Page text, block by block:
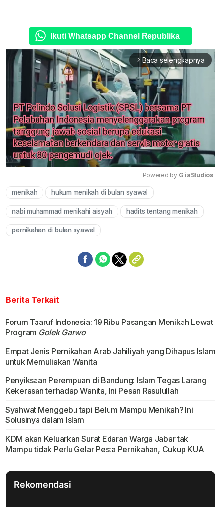
Ikuti Whatsapp Channel Republika
arrow_forward_ios Baca selengkapnya
Powered by GliaStudios
menikah hukum menikah di bulan syawal
nabi muhammad menikahi aisyah hadits tentang menikah
pernikahan di bulan syawal
Berita Terkait
Forum Taaruf Indonesia: 19 Ribu Pasangan Menikah Lewat
Program Golek Garwo
Empat Jenis Pernikahan Arab Jahiliyah yang Dihapus Islam
untuk Memuliakan Wanita
Penyiksaan Perempuan di Bandung: Islam Tegas Larang
Kekerasan terhadap Wanita, Ini Pesan Rasulullah
Syahwat Menggebu tapi Belum Mampu Menikah? Ini
Solusinya dalam Islam
KDM akan Keluarkan Surat Edaran Warga Jabar tak
Mampu tidak Perlu Gelar Pesta Pernikahan, Cukup KUA
Rekomendasi